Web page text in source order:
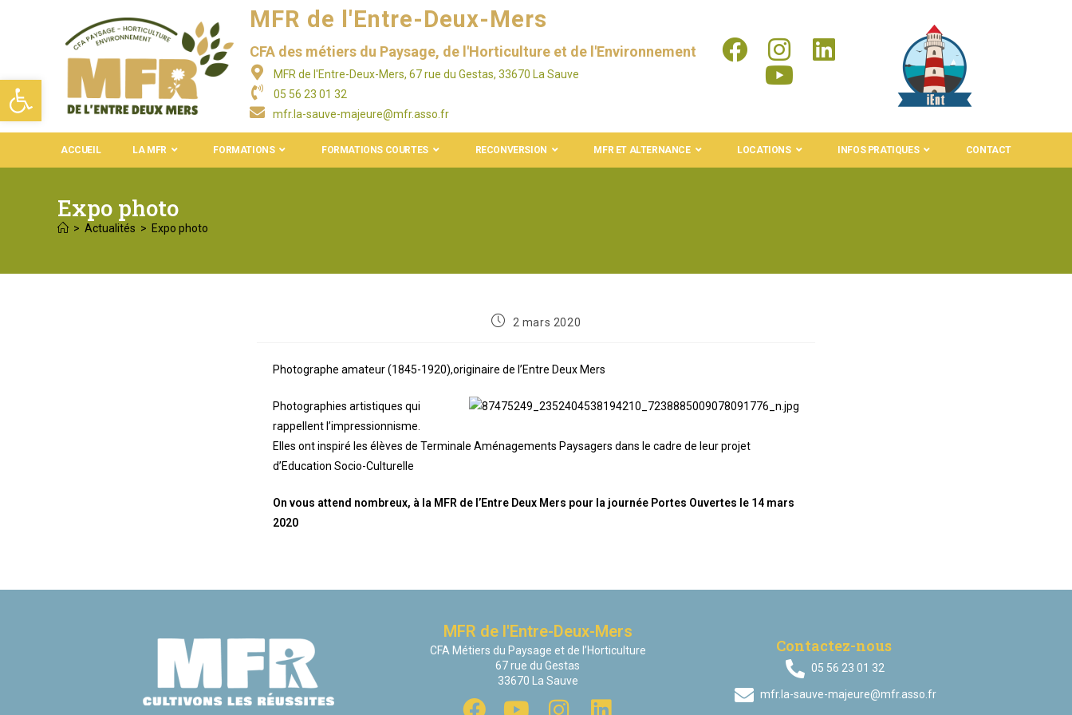
Ouvrir la barre d’outils
MFR de l'Entre-Deux-Mers
CFA des métiers du Paysage, de l'Horticulture et de l'Environnement
MFR de l'Entre-Deux-Mers, 67 rue du Gestas, 33670 La Sauve
05 56 23 01 32
mfr.la-sauve-majeure@mfr.asso.fr
ACCUEIL LA MFR FORMATIONS FORMATIONS COURTES RECONVERSION MFR ET ALTERNANCE LOCATIONS INFOS PRATIQUES CONTACT
Expo photo
> Actualités > Expo photo
2 mars 2020
Photographe amateur (1845-1920),originaire de l’Entre Deux Mers
Photographies artistiques qui
rappellent l’impressionnisme.
Elles ont inspiré les élèves de Terminale Aménagements Paysagers dans le cadre de leur projet
d’Education Socio-Culturelle
On vous attend nombreux, à la MFR de l’Entre Deux Mers pour la journée Portes Ouvertes le 14 mars
2020
MFR de l'Entre-Deux-Mers
CFA Métiers du Paysage et de l’Horticulture
67 rue du Gestas
33670 La Sauve
Contactez-nous
05 56 23 01 32
mfr.la-sauve-majeure@mfr.asso.fr